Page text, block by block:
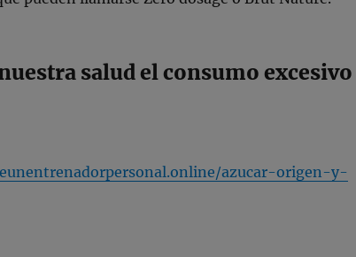
salud el consumo excesivo
azucar-origen-y-